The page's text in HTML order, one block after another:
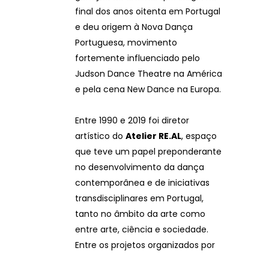
final dos anos oitenta em Portugal
e deu origem à Nova Dança
Portuguesa, movimento
fortemente influenciado pelo
Judson Dance Theatre na América
e pela cena New Dance na Europa.
Entre 1990 e 2019 foi diretor
artístico do Atelier RE.AL, espaço
que teve um papel preponderante
no desenvolvimento da dança
contemporânea e de iniciativas
transdisciplinares em Portugal,
tanto no âmbito da arte como
entre arte, ciência e sociedade.
Entre os projetos organizados por